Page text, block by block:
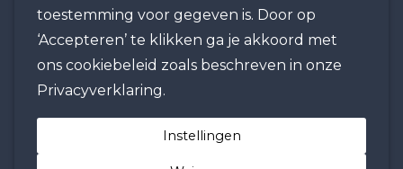
Rotterdam Airportplein 22
3045 AP Rotterdam
The Netherlands
TELEFOON / FAX / EMAIL:
Tel: +31 10 425 7800 (NL + ENG)
toestemming voor gegeven is. Door op
‘Accepteren’ te klikken ga je akkoord met
ons cookiebeleid zoals beschreven in onze
Privacyverklaring.
Instellingen